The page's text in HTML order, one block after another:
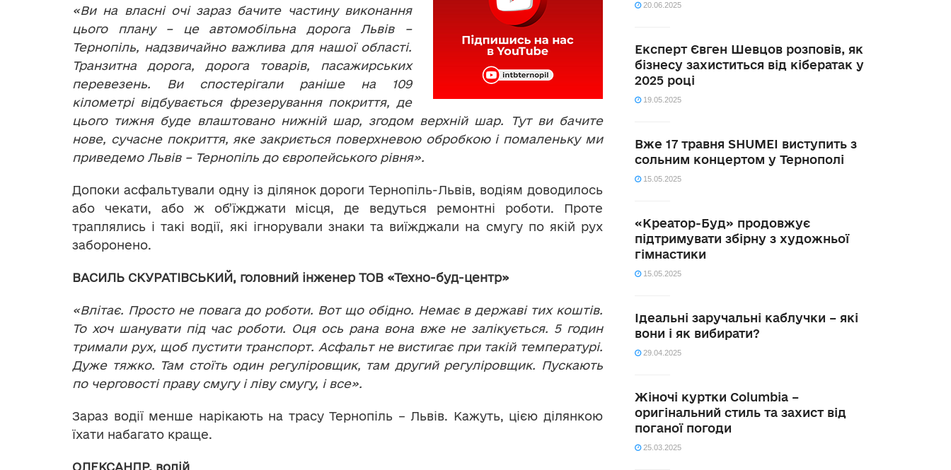
«Ви на власні очі зараз бачите частину виконання
цього плану – це автомобільна дорога Львів –
Тернопіль, надзвичайно важлива для нашої області.
Транзитна дорога, дорога товарів, пасажирських
перевезень. Ви спостерігали раніше на 109
кілометрі відбувається фрезерування покриття, де
цього тижня буде влаштовано нижній шар, згодом верхній шар. Тут ви бачите
нове, сучасне покриття, яке закриється поверхневою обробкою і помаленьку ми
приведемо Львів – Тернопіль до європейського рівня».
Допоки асфальтували одну із ділянок дороги Тернопіль-Львів, водіям доводилось
або чекати, або ж об’їжджати місця, де ведуться ремонтні роботи. Проте
траплялись і такі водії, які ігнорували знаки та виїжджали на смугу по якій рух
заборонено.
ВАСИЛЬ СКУРАТІВСЬКИЙ, головний інженер ТОВ «Техно-буд-центр»
«Влітає. Просто не повага до роботи. Вот що обідно. Немає в державі тих коштів.
То хоч шанувати під час роботи. Оця ось рана вона вже не залікується. 5 годин
тримали рух, щоб пустити транспорт. Асфальт не вистигає при такій температурі.
Дуже тяжко. Там стоїть один регуліровщик, там другий регуліровщик. Пускають
по черговості праву смугу і ліву смугу, і все».
Зараз водії менше нарікають на трасу Тернопіль – Львів. Кажуть, цією ділянкою
їхати набагато краще.
ОЛЕКСАНДР, водій
20.06.2025
Експерт Євген Шевцов розповів, як
бізнесу захиститься від кібератак у
2025 році
19.05.2025
Вже 17 травня SHUMEI виступить з
сольним концертом у Тернополі
15.05.2025
«Креатор-Буд» продовжує
підтримувати збірну з художньої
гімнастики
15.05.2025
Ідеальні заручальні каблучки – які
вони і як вибирати?
29.04.2025
Жіночі куртки Columbia –
оригінальний стиль та захист від
поганої погоди
25.03.2025